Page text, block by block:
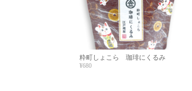
粋町しょこら 珈琲にくるみ
¥680